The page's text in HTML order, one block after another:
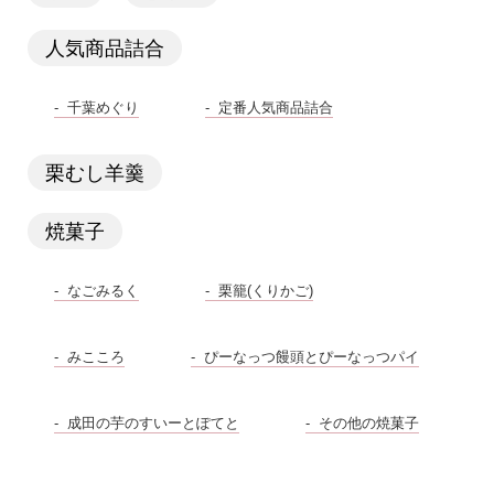
人気商品詰合
千葉めぐり 定番人気商品詰合
栗むし羊羹
焼菓子
なごみるく 栗籠(くりかご)
みこころ ぴーなっつ饅頭とぴーなっつパイ
成田の芋のすいーとぽてと その他の焼菓子